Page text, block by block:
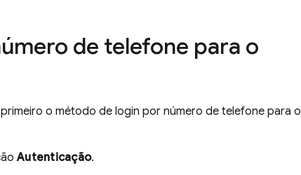
de telefone para o
o método de login por número de telefone para o
Autenticação.